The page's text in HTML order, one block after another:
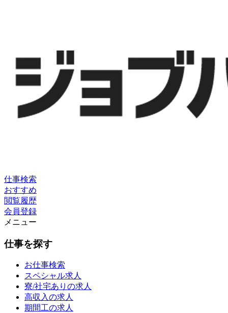
仕事検索
おすすめ
閲覧履歴
会員登録
メニュー
仕事を探す
お仕事検索
スペシャル求人
寮/社宅ありの求人
高収入の求人
期間工の求人